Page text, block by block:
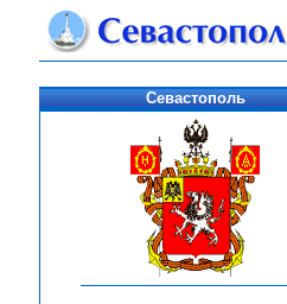
Севастополь